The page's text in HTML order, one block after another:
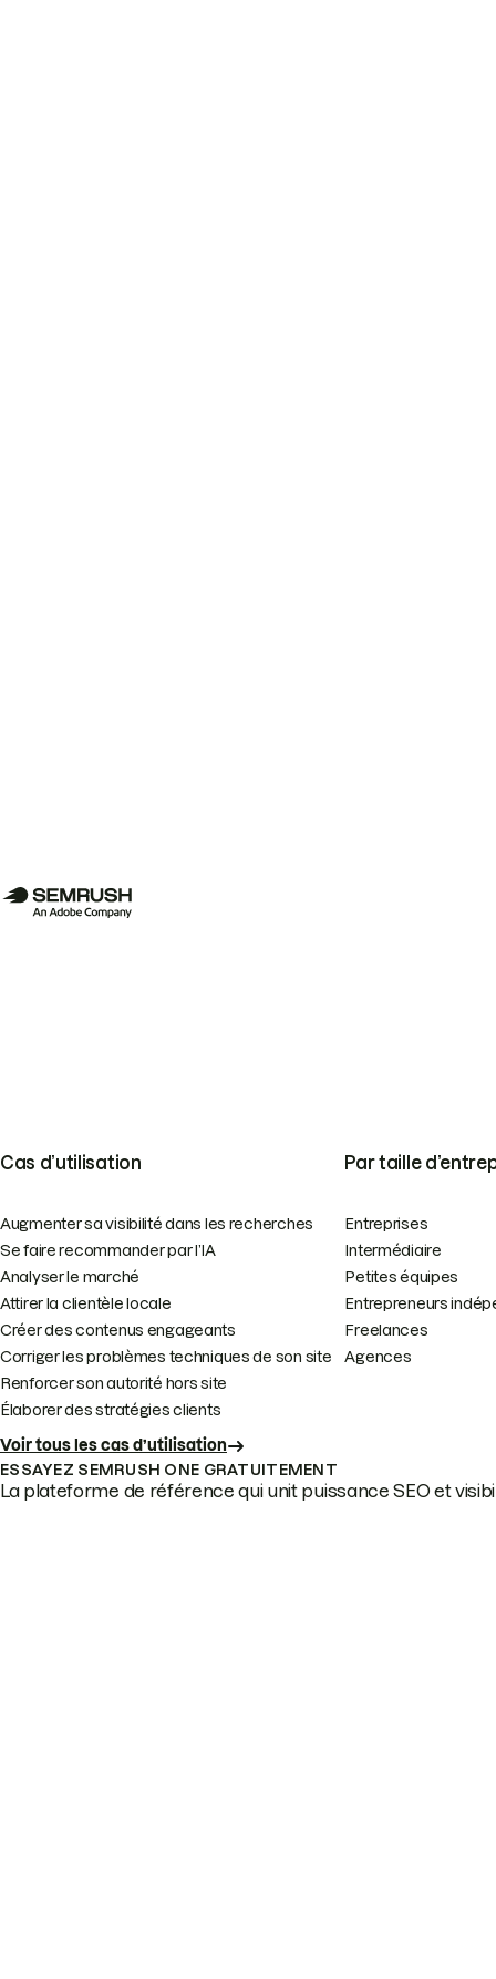
Cas d’utilisation
Augmenter sa visibilité dans les recherches
Se faire recommander par l’IA
Analyser le marché
Attirer la clientèle locale
Créer des contenus engageants
Corriger les problèmes techniques de son site
Renforcer son autorité hors site
Élaborer des stratégies clients
Voir tous les cas d’utilisation
Par taille
Entreprises
Intermédiaire
Petites équipes
Entrepreneurs
Freelances
Agences
ESSAYEZ SEMRUSH ONE GRATUITEMENT
La plateforme de référence qui unit puissance SEO et